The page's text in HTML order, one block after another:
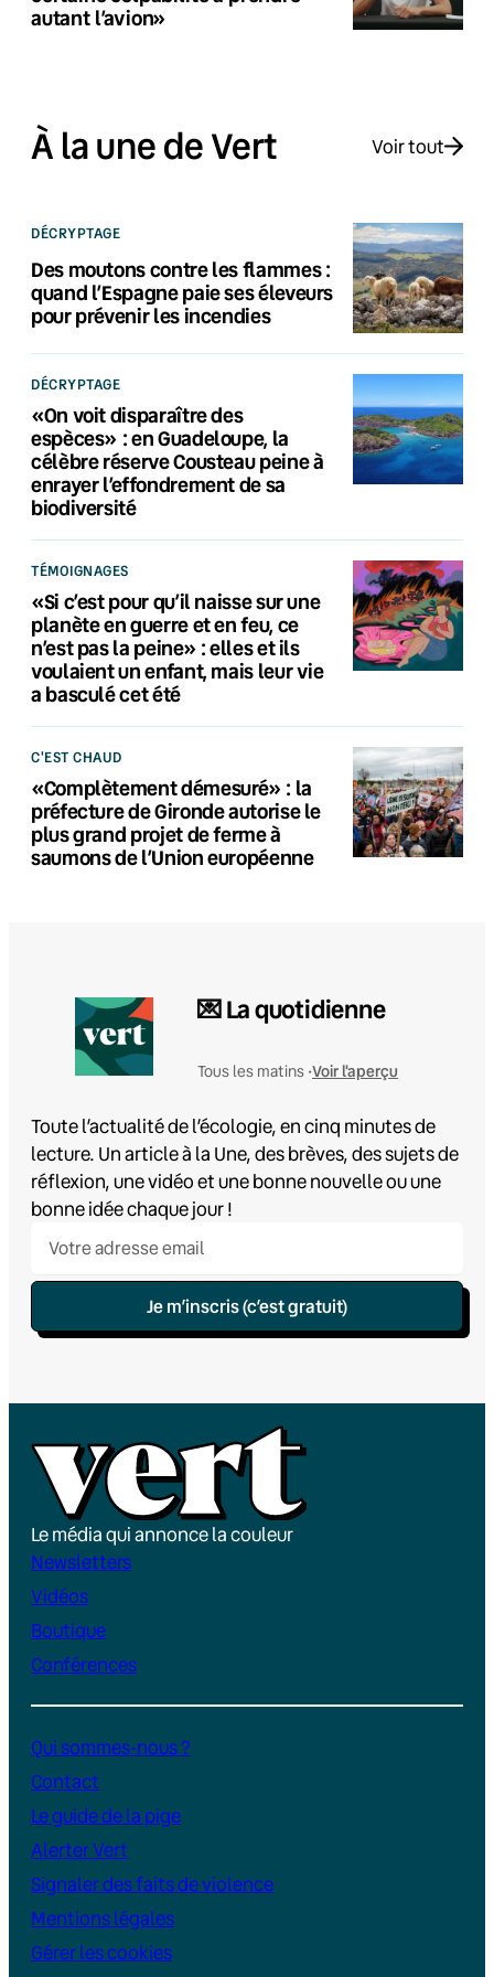
autant l’avion»
À la une de Vert Voir tout
DÉCRYPTAGE
Des moutons contre les flammes :
quand l’Espagne paie ses éleveurs
pour prévenir les incendies
DÉCRYPTAGE
«On voit disparaître des
espèces» : en Guadeloupe, la
célèbre réserve Cousteau peine à
enrayer l’effondrement de sa
biodiversité
TÉMOIGNAGES
«Si c’est pour qu’il naisse sur une
planète en guerre et en feu, ce
n’est pas la peine» : elles et ils
voulaient un enfant, mais leur vie
a basculé cet été
C'EST CHAUD
«Complètement démesuré» : la
préfecture de Gironde autorise le
plus grand projet de ferme à
saumons de l’Union européenne
💌 La quotidienne
Tous les matins •Voir l'aperçu
Toute l’actualité de l’écologie, en cinq minutes de
lecture. Un article à la Une, des brèves, des sujets de
réflexion, une vidéo et une bonne nouvelle ou une
bonne idée chaque jour !
Je m’inscris (c’est gratuit)
Le média qui annonce la couleur
Newsletters
Vidéos
Boutique
Conférences
Qui sommes-nous ?
Contact
Le guide de la pige
Alerter Vert
Signaler des faits de violence
Mentions légales
Gérer les cookies